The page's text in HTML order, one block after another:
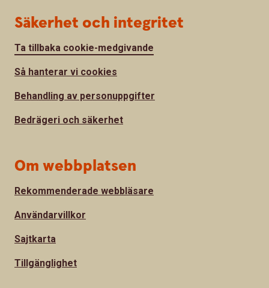
Säkerhet och integritet
Ta tillbaka cookie-medgivande
Så hanterar vi cookies
Behandling av personuppgifter
Bedrägeri och säkerhet
Om webbplatsen
Rekommenderade webbläsare
Användarvillkor
Sajtkarta
Tillgänglighet